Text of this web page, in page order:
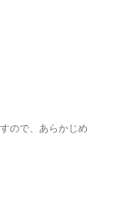
ので、あらかじめ